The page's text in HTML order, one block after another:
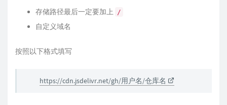
存储路径最后一定要加上 /
自定义域名
按照以下格式填写
https://cdn.jsdelivr.net/gh/用户名/仓库名